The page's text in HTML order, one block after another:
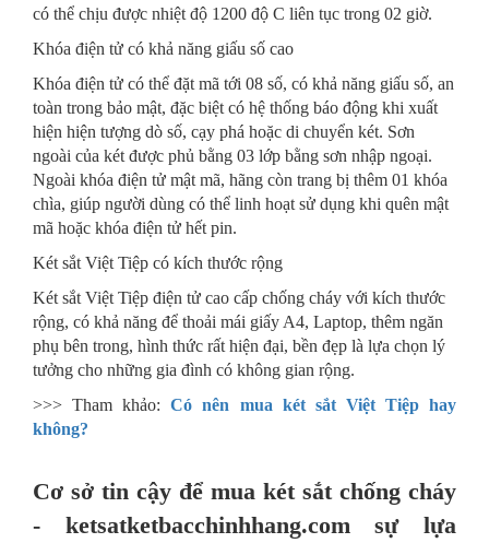
có thể chịu được nhiệt độ 1200 độ C liên tục trong 02 giờ.
Khóa điện tử có khả năng giấu số cao
Khóa điện tử có thể đặt mã tới 08 số, có khả năng giấu số, an
toàn trong bảo mật, đặc biệt có hệ thống báo động khi xuất
hiện hiện tượng dò số, cạy phá hoặc di chuyển két. Sơn
ngoài của két được phủ bằng 03 lớp bằng sơn nhập ngoại.
Ngoài khóa điện tử mật mã, hãng còn trang bị thêm 01 khóa
chìa, giúp người dùng có thể linh hoạt sử dụng khi quên mật
mã hoặc khóa điện tử hết pin.
Két sắt Việt Tiệp có kích thước rộng
Két sắt Việt Tiệp điện tử cao cấp chống cháy với kích thước
rộng, có khả năng để thoải mái giấy A4, Laptop, thêm ngăn
phụ bên trong, hình thức rất hiện đại, bền đẹp là lựa chọn lý
tưởng cho những gia đình có không gian rộng.
>>> Tham khảo:Có nên mua két sắt Việt Tiệp hay
không?
Cơ sở tin cậy để mua két sắt chống cháy
- ketsatketbacchinhhang.com sự lựa